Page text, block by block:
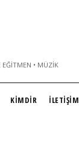
EĞITMEN • MÜZIK
KİMDİR İLETİŞİM